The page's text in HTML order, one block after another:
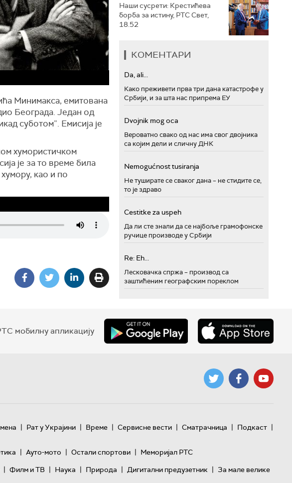
Минимакса, емитована
Београда. Један од
суботом”. Емисија је
хумористичком
је за то време била
као и по
Наши сусрети: Крестићева
борба за истину, РТС Свет,
18.52
КОМЕНТАРИ
Da, ali...
Како преживети прва три дана катастрофе у
Србији, и за шта нас припрема ЕУ
Dvojnik mog oca
Вероватно свако од нас има свог двојника
са којим дели и сличну ДНК
Nemogućnost tusiranja
Не туширате се сваког дана – не стидите се,
то је здраво
Cestitke za uspeh
Да ли сте знали да се најбоље грамофонске
ручице производе у Србији
Re: Eh...
Лесковачка спржа – производ са
заштићеним географским пореклом
мобилну апликацију
| Рат у Украјини | Време | Сервисне вести | Сматрачница | Подкаст |
| Ауто-мото | Остали спортови | Меморијал РТС
| Филм и ТВ | Наука | Природа | Дигитални предузетник | За мале велике